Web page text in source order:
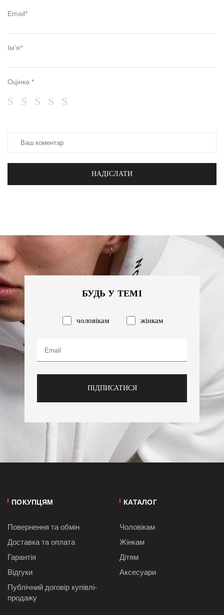
Email*
Ім'я*
Оцінка *
НАДІСЛАТИ
БУДЬ У ТЕМІ
чоловікам жінкам
ПІДПИСАТИСЯ
ПОКУПЦЯМ
Повернення та обмін
Доставка та оплата
Гарантія
Відгуки
Публiчний договiр купівлі-
продажу
КАТАЛОГ
Чоловікам
Жінкам
Дітям
Аксесуари